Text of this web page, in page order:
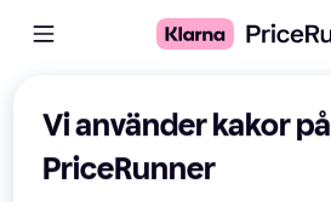
Jämför produkter
Visa endast skillnader
Vi använder kakor på
PriceRunner